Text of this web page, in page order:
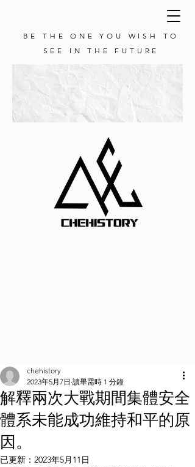
BE THE ONE YOU WISH TO
SEE IN THE FUTURE
解釋兩次大戰期間集體安全
體系未能成功維持和平的原
因。
chehistory
2023年5月7日 讀畢需時 1 分鐘
已更新： 2023年5月11日